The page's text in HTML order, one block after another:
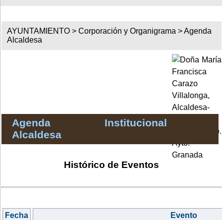
AYUNTAMIENTO >Corporación y Organigrama >Agenda
Alcaldesa
Agenda Institucional
Alcaldesa
Histórico de Eventos
Fecha Evento